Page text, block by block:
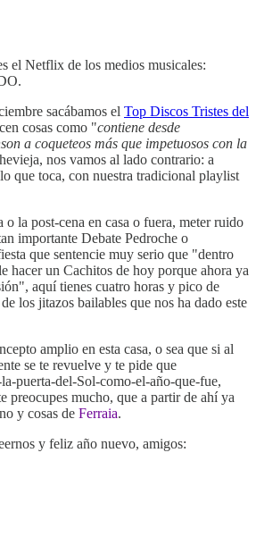
el Netflix de los medios musicales:
sacábamos el Top Discos Tristes del
cosas como "contiene desde
a coqueteos más que impetuosos con la
nos vamos al lado contrario: a
que toca, con nuestra tradicional playlist
o la post-cena en casa o fuera, meter ruido
importante Debate Pedroche o
que sentencie muy serio que "dentro
hacer un Cachitos de hoy porque ahora ya
aquí tienes cuatro horas y pico de
los jitazos bailables que nos ha dado este
amplio en esta casa, o sea que si al
se te revuelve y te pide que
puerta-del-Sol-como-el-año-que-fue,
preocupes mucho, que a partir de ahí ya
y cosas de Ferraia.
y feliz año nuevo, amigos: